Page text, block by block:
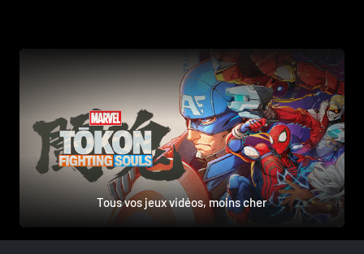
Tous vos jeux vidéos, moins cher